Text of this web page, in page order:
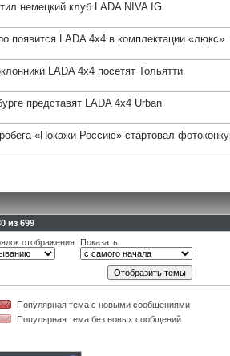
немецкий клуб LADA NIVA IG
появится LADA 4x4 в комплектации «люкс»
LADA 4x4 посетят Тольятти
представят LADA 4x4 Urban
«Покажи Россию» стартовал
из 699
отображения Показать
Популярная тема с новыми сообщениями
Популярная тема без новых сообщений